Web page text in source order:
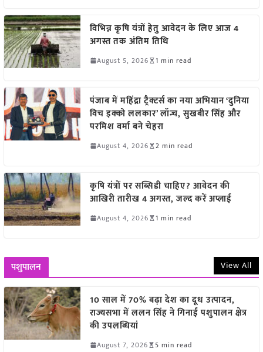
विभिन्न कृषि यंत्रों हेतु आवेदन के लिए आज 4
अगस्त तक अंतिम तिथि
August 5, 2026 1 min read
पंजाब में महिंद्रा ट्रैक्टर्स का नया अभियान ‘दुनिया
विच इक्को ललकार’ लॉन्च, सुखबीर सिंह और
परमिश वर्मा बने चेहरा
August 4, 2026 2 min read
कृषि यंत्रों पर सब्सिडी चाहिए? आवेदन की
आखिरी तारीख 4 अगस्त, जल्द करें अप्लाई
August 4, 2026 1 min read
पशुपालन View All
10 साल में 70% बढ़ा देश का दूध उत्पादन,
राज्यसभा में ललन सिंह ने गिनाईं पशुपालन क्षेत्र
की उपलब्धियां
August 7, 2026 5 min read